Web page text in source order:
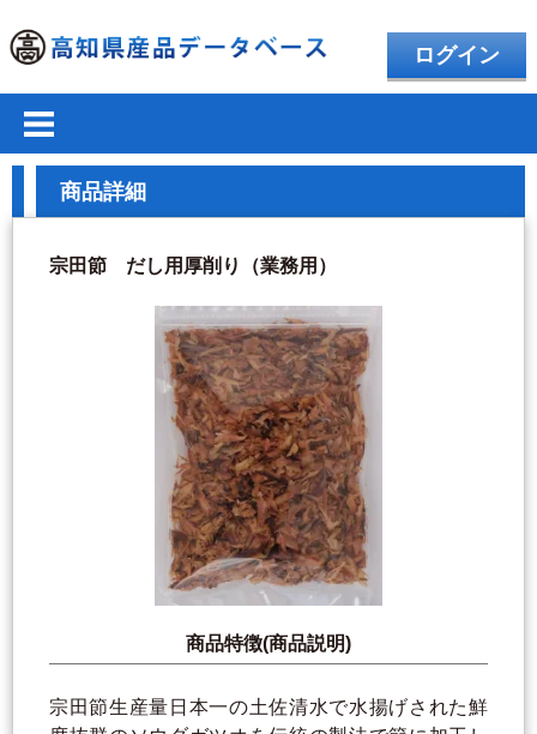
ログイン
商品詳細
宗田節 だし用厚削り（業務用）
商品特徴(商品説明)
宗田節生産量日本一の土佐清水で水揚げされた鮮